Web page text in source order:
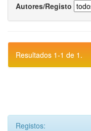
Autores/Registo
Resultados 1-1 de 1.
Registos: